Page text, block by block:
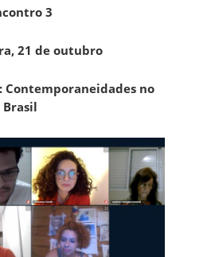
3
21 de outubro
no
Brasil